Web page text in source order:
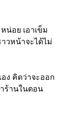
น่อย เอาเข็ม
าวหน้าจะได้ไม่
ง คิดว่าจะออก
ร้านในตอน